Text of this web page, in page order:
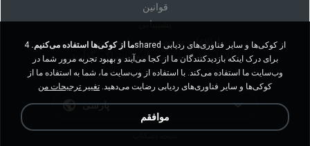
قوانين
پشتیبانی
اطلاعات شخصی من را نفروشید
اطلاعات شخصی من را به اشتراک نگذارید
پارسی
ما از کوکی‌ها استفاده می‌کنیم. 4shared از کوکی‌ها و سایر فناوری‌های ردیابی
برای درک اینکه بازدیدکنندگان ما از کجا می‌آیند و بهبود تجربه مرور شما در
وب‌سایت ما استفاده می‌کند. با استفاده از وب‌سایت ما، شما به استفاده ما از
کوکی‌ها و سایر فناوری‌های ردیابی رضایت می‌دهید. تغییر ترجیحات من
موافقم